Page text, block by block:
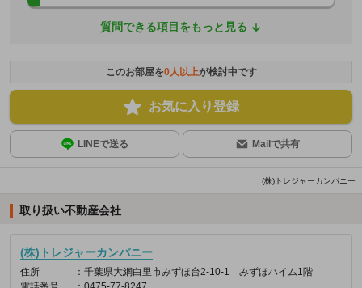
質問できる項目をもっと見る
このお部屋を0人以上が検討中です
お気に入り登録
LINEで送る Mailで共有
(株)トレジャーカンパニー
取り扱い不動産会社
(株)トレジャーカンパニー
住所
：千葉県大網白里市みずほ台2-10-1 みずほハイム1階